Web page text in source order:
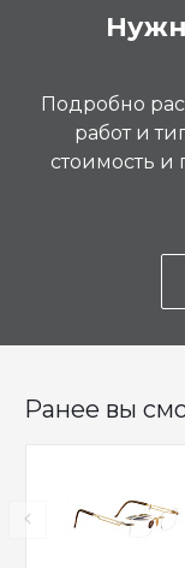
Подробно
работ и
стоимость
Ранее вы